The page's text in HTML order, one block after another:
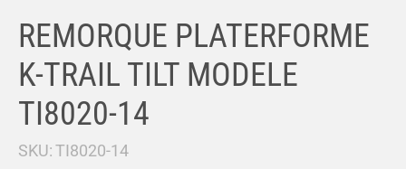
-
a
REMORQUE PLATERFORME
K-TRAIL TILT MODELE
TI8020-14
SKU:TI8020-14